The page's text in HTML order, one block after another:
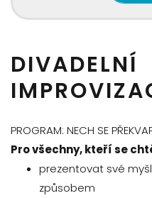
DIVADELNÍ
PROGRAM: NECH SE
Pro všechny, kteří se
prezentovat své
způsobem